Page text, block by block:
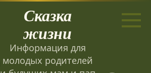
Сказка
жизни
Информация для
молодых родителей